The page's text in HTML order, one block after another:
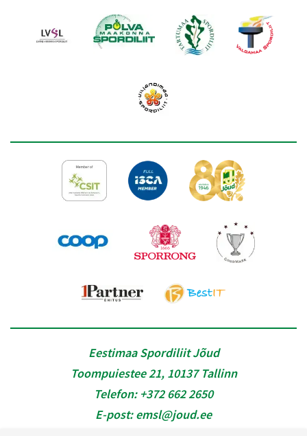
Eestimaa Spordiliit Jõud
Toompuiestee 21, 10137 Tallinn
Telefon: +372 662 2650
E-post:emsl@joud.ee